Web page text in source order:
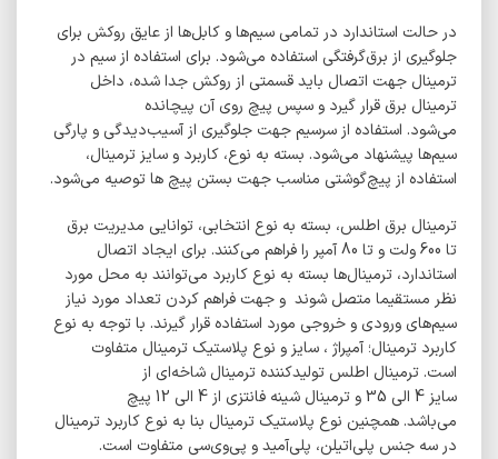
در حالت استاندارد در تمامی سیم‌ها و کابل‌ها از عایق روکش برای
جلوگیری از برق‌گرفتگی استفاده می‌شود. برای استفاده از سیم در
ترمینال جهت اتصال باید قسمتی از روکش جدا شده، داخل
ترمینال برق قرار گیرد و سپس پیچ روی آن پیچانده
می‌شود. استفاده از سرسیم جهت جلوگیری از آسیب‌دیدگی و پارگی
سیم‌ها پیشنهاد می‌شود. بسته به نوع، کاربرد و سایز ترمینال،
استفاده از پیچ‌گوشتی مناسب جهت بستن پیچ ها توصیه می‌شود.
ترمینال برق اطلس، بسته به نوع انتخابی، توانایی مدیریت برق
تا 600 ولت و تا 80 آمپر را فراهم می‌کنند. برای ایجاد اتصال
استاندارد، ترمینال‌ها بسته به نوع کاربرد می‌توانند به محل مورد
نظر مستقیما متصل شوند و جهت فراهم کردن تعداد مورد نیاز
سیم‌های ورودی و خروجی مورد استفاده قرار گیرند. با توجه به نوع
کاربرد ترمینال؛ آمپراژ ، سایز و نوع پلاستیک ترمینال متفاوت
است. ترمینال اطلس تولیدکننده ترمینال شاخه‌ای از
سایز 4 الی 35 و ترمینال شینه فانتزی از 4 الی 12 پیچ
می‌باشد. همچنین نوع پلاستیک ترمینال بنا به نوع کاربرد ترمینال
در سه جنس پلی‌اتیلن، پلی‌‌آمید و پی‌وی‌سی متفاوت است.